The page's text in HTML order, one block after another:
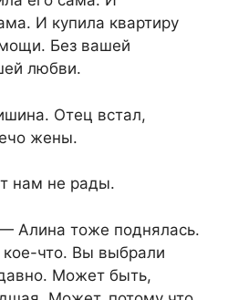
И купила квартиру
Без вашей
любви.
Отец встал,
жены.
нам не рады.
Алина тоже поднялась.
что. Вы выбрали
Может быть,